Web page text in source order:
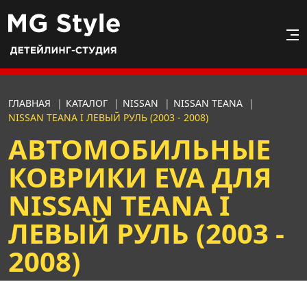
ГЛАВНАЯ | КАТАЛОГ | NISSAN | NISSAN TEANA
|
NISSAN TEANA I ЛЕВЫЙ РУЛЬ (2003 - 2008)
АВТОМОБИЛЬНЫЕ
КОВРИКИ EVA ДЛЯ
NISSAN TEANA I
ЛЕВЫЙ РУЛЬ (2003 -
2008)